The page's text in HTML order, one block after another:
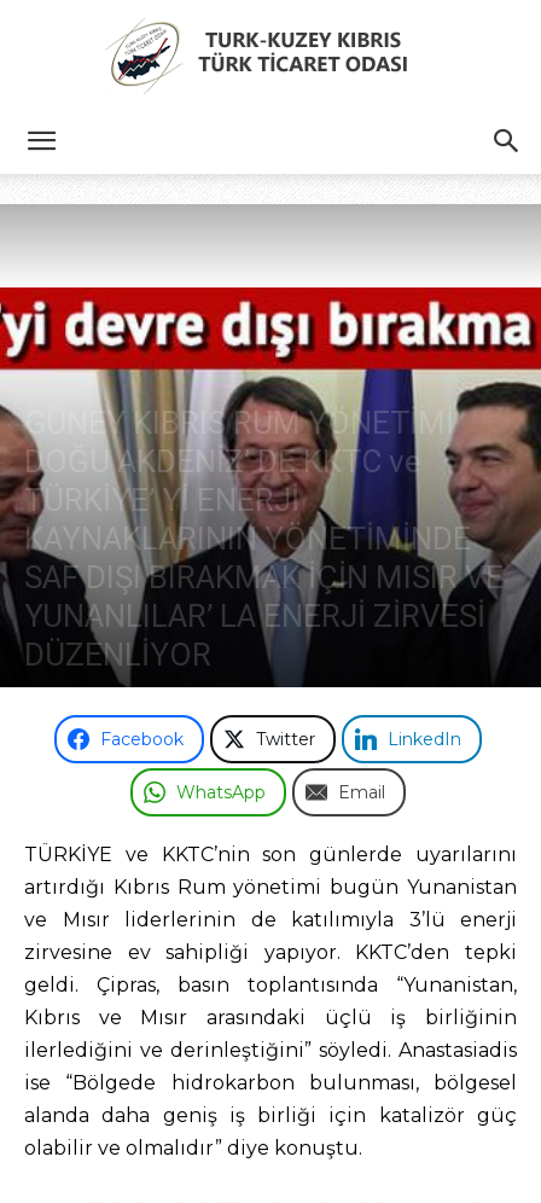
Türk
Ticaret
Odası
GÜNEY KIBRIS RUM YÖNETİMİ
DOĞU AKDENİZ’ DE KKTC ve
TÜRKİYE’ Yİ ENERJİ
KAYNAKLARININ YÖNETİMİNDE
SAF DIŞI BIRAKMAK İÇİN MISIR VE
YUNANLILAR’ LA ENERJİ ZİRVESİ
DÜZENLİYOR
22 Kasım 2017
Facebook Twitter LinkedIn
WhatsApp Email
TÜRKİYE ve KKTC’nin son günlerde uyarılarını
artırdığı Kıbrıs Rum yönetimi bugün Yunanistan
ve Mısır liderlerinin de katılımıyla 3’lü enerji
zirvesine ev sahipliği yapıyor. KKTC’den tepki
geldi. Çipras, basın toplantısında “Yunanistan,
Kıbrıs ve Mısır arasındaki üçlü iş birliğinin
ilerlediğini ve derinleştiğini” söyledi. Anastasiadis
ise “Bölgede hidrokarbon bulunması, bölgesel
alanda daha geniş iş birliği için katalizör güç
olabilir ve olmalıdır” diye konuştu.